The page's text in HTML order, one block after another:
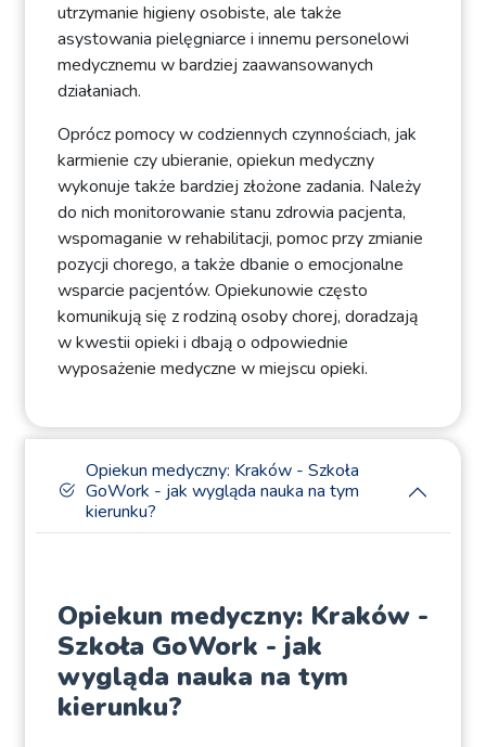
utrzymanie higieny osobiste, ale także
asystowania pielęgniarce i innemu personelowi
medycznemu w bardziej zaawansowanych
działaniach.
Oprócz pomocy w codziennych czynnościach, jak
karmienie czy ubieranie, opiekun medyczny
wykonuje także bardziej złożone zadania. Należy
do nich monitorowanie stanu zdrowia pacjenta,
wspomaganie w rehabilitacji, pomoc przy zmianie
pozycji chorego, a także dbanie o emocjonalne
wsparcie pacjentów. Opiekunowie często
komunikują się z rodziną osoby chorej, doradzają
w kwestii opieki i dbają o odpowiednie
wyposażenie medyczne w miejscu opieki.
Opiekun medyczny: Kraków - Szkoła
GoWork - jak wygląda nauka na tym
kierunku?
Opiekun medyczny: Kraków -
Szkoła GoWork - jak
wygląda nauka na tym
kierunku?